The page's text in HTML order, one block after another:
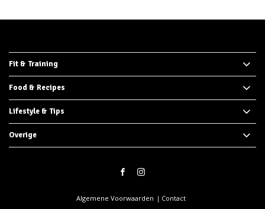
Fit & Training
Food & Recipes
Lifestyle & Tips
Overige
Algemene Voorwaarden Contact